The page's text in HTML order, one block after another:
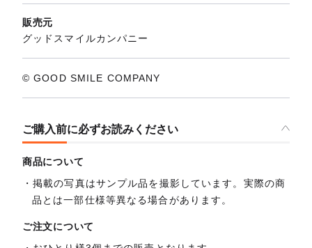
販売元
グッドスマイルカンパニー
© GOOD SMILE COMPANY
ご購入前に必ずお読みください
商品について
掲載の写真はサンプル品を撮影しています。実際の商
品とは一部仕様等異なる場合があります。
ご注文について